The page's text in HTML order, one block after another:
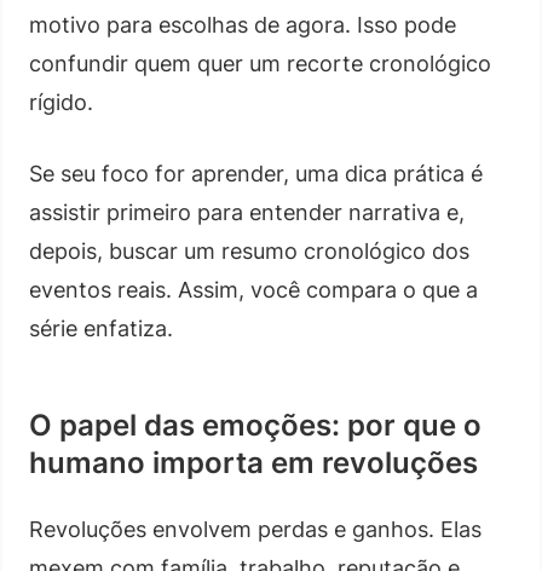
motivo para escolhas de agora. Isso pode
confundir quem quer um recorte cronológico
rígido.
Se seu foco for aprender, uma dica prática é
assistir primeiro para entender narrativa e,
depois, buscar um resumo cronológico dos
eventos reais. Assim, você compara o que a
série enfatiza.
O papel das emoções: por que o
humano importa em revoluções
Revoluções envolvem perdas e ganhos. Elas